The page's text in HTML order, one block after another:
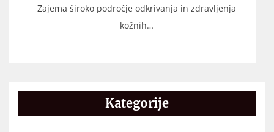
Zajema široko področje odkrivanja in zdravljenja
kožnih…
Kategorije